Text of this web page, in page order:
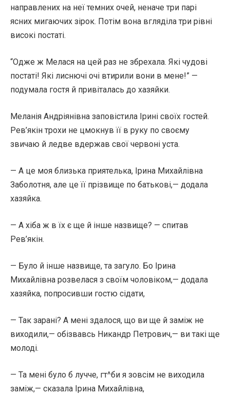
направлених на неї темних очей, неначе три парі
ясних мигаючих зірок. Потім вона вгляділа три рівні
високі постаті.
“Одже ж Мелася на цей раз не збрехала. Які чудові
постаті! Які лиснючі очі втирили вони в мене!” —
подумала гостя й привіталась до хазяйки.
Меланія Андріянівна заповістила Ірині своїх гостей.
Рев’якін трохи не цмокнув її в руку по своєму
звичаю й ледве вдержав свої червоні уста.
— А це моя близька приятелька, Ірина Михайлівна
Заболотня, але це її прізвище по батькові,— додала
хазяйка.
— А хіба ж в їх є ще й інше назвище? — спитав
Рев’якін.
— Було й інше назвище, та загуло. Бо Ірина
Михайлівна розвелася з своїм чоловіком,— додала
хазяйка, попросивши гостю сідати,
— Так зарані? А мені здалося, що ви ще й заміж не
виходили,— обізвавсь Никандр Петрович,— ви такі ще
молоді.
— Та мені було б лучче, гт^би я зовсім не виходила
заміж,— сказала Ірина Михайлівна,